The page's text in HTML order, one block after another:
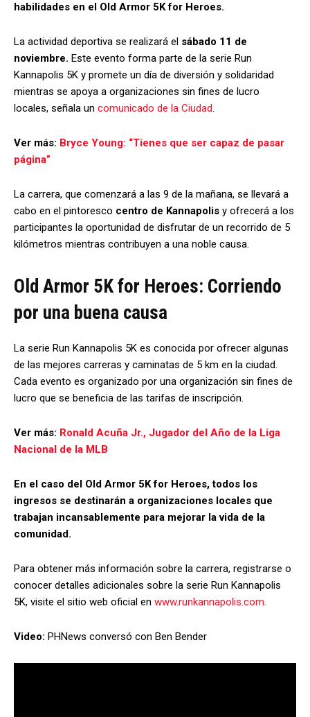
habilidades en el Old Armor 5K for Heroes.
La actividad deportiva se realizará el sábado 11 de
noviembre. Este evento forma parte de la serie Run
Kannapolis 5K y promete un día de diversión y solidaridad
mientras se apoya a organizaciones sin fines de lucro
locales, señala un comunicado de la Ciudad.
Ver más: Bryce Young: “Tienes que ser capaz de pasar
página”
La carrera, que comenzará a las 9 de la mañana, se llevará a
cabo en el pintoresco centro de Kannapolis y ofrecerá a los
participantes la oportunidad de disfrutar de un recorrido de 5
kilómetros mientras contribuyen a una noble causa.
Old Armor 5K for Heroes: Corriendo
por una buena causa
La serie Run Kannapolis 5K es conocida por ofrecer algunas
de las mejores carreras y caminatas de 5 km en la ciudad.
Cada evento es organizado por una organización sin fines de
lucro que se beneficia de las tarifas de inscripción.
Ver más: Ronald Acuña Jr., Jugador del Año de la Liga
Nacional de la MLB
En el caso del Old Armor 5K for Heroes, todos los
ingresos se destinarán a organizaciones locales que
trabajan incansablemente para mejorar la vida de la
comunidad.
Para obtener más información sobre la carrera, registrarse o
conocer detalles adicionales sobre la serie Run Kannapolis
5K, visite el sitio web oficial en www.runkannapolis.com.
Video: PHNews conversó con Ben Bender